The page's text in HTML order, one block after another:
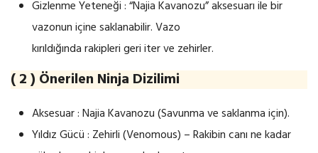
Gizlenme Yeteneği : “Najia Kavanozu” aksesuarı ile bir
vazonun içine saklanabilir. Vazo
kırıldığında rakipleri geri iter ve zehirler.
( 2 ) Önerilen Ninja Dizilimi
Aksesuar : Najia Kavanozu (Savunma ve saklanma için).
Yıldız Gücü : Zehirli (Venomous) – Rakibin canı ne kadar